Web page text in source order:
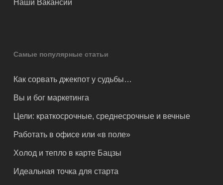
Наши Вакансии
Самые популярные статьи
Как сорвать джекпот у судьбы…
Вы и бог маркетинга
Цели: краткосрочные, среднесрочные и вечные
Работать в офисе или «в поле»
Холод и тепло в карте Бацзы
Идеальная точка для старта